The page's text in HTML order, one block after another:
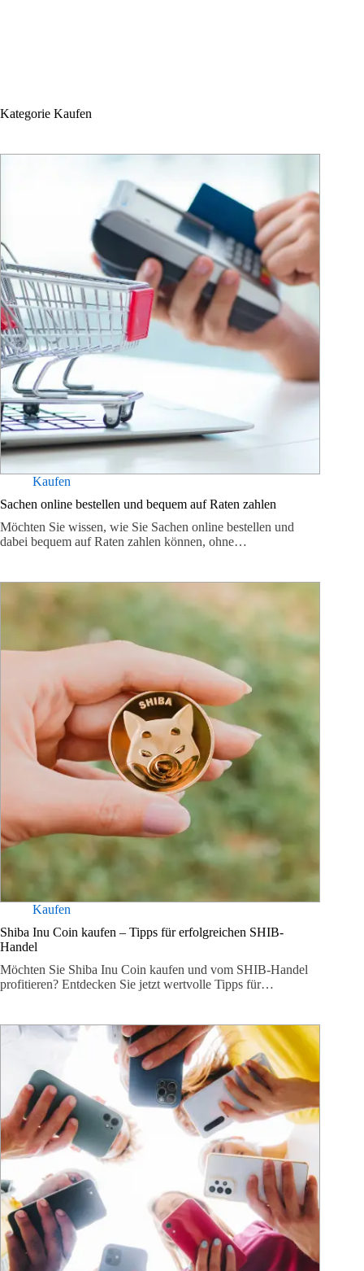
Kategorie Kaufen
Kaufen
Sachen online bestellen und bequem auf Raten zahlen
Möchten Sie wissen, wie Sie Sachen online bestellen und
dabei bequem auf Raten zahlen können, ohne…
Kaufen
Shiba Inu Coin kaufen – Tipps für erfolgreichen SHIB-
Handel
Möchten Sie Shiba Inu Coin kaufen und vom SHIB-Handel
profitieren? Entdecken Sie jetzt wertvolle Tipps für…